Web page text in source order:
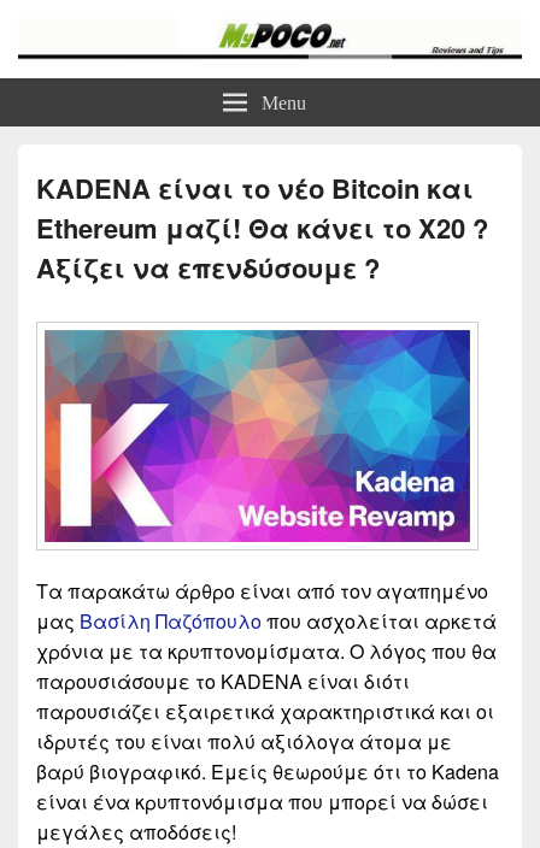
Τα καλύτερα Reviews , Συγκρίσεις , VPN , Webhosting
Menu
KADENA είναι το νέο Bitcoin και
Ethereum μαζί! Θα κάνει το Χ20 ?
Αξίζει να επενδύσουμε ?
Τα παρακάτω άρθρο είναι από τον αγαπημένο
μας Βασίλη Παζόπουλοπου ασχολείται αρκετά
χρόνια με τα κρυπτονομίσματα. Ο λόγος που θα
παρουσιάσουμε το KADENA είναι διότι
παρουσιάζει εξαιρετικά χαρακτηριστικά και οι
ιδρυτές του είναι πολύ αξιόλογα άτομα με
βαρύ βιογραφικό. Εμείς θεωρούμε ότι το Kadena
είναι ένα κρυπτονόμισμα που μπορεί να δώσει
μεγάλες αποδόσεις!